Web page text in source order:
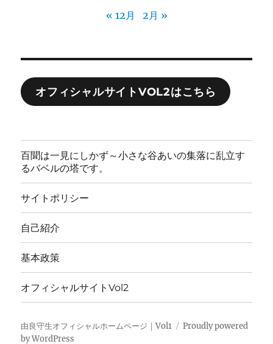
« 12月 2月 »
オフィシャルサイトVOL2はこちら
百聞は一見にしかず～小さな谷あいの集落に乱立す
るバベルの塔です。
サイトポリシー
自己紹介
基本政策
オフィシャルサイトVol2
由良守生オフィシャルホームページ｜Vol1
Proudly powered
by WordPress